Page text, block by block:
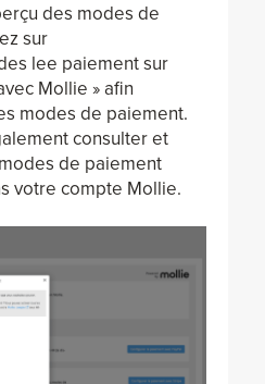
des modes de
sur
lee paiement sur
Mollie » afin
modes de paiement.
consulter et
de paiement
votre compte Mollie.